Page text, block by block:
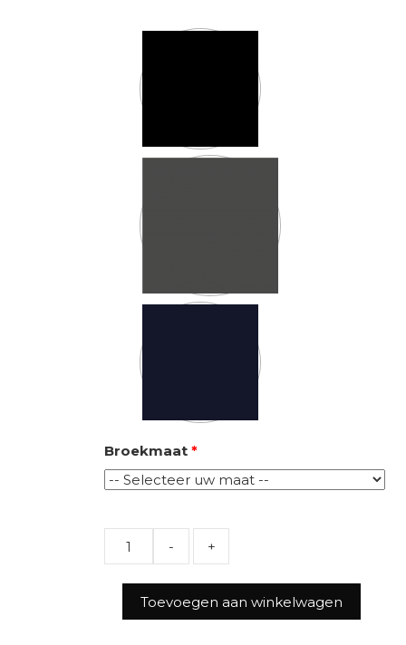
Broekmaat *
Toevoegen aan winkelwagen